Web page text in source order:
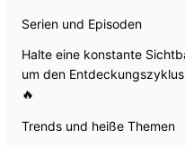
Serien und Episoden
Halte eine konstante
um den
🔥
Trends und heiße Themen